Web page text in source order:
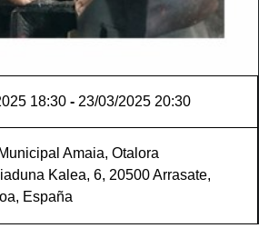
18:30 - 23/03/2025 20:30
Amaia, Otalora
Kalea, 6, 20500 Arrasate,
España